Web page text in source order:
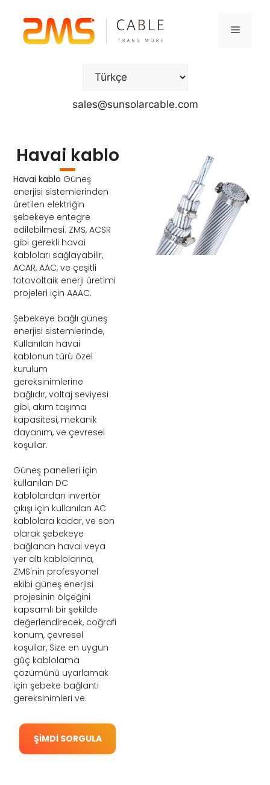
sales@sunsolarcable.com
Havai kablo
Havai kablo Güneş
enerjisi sistemlerinden
üretilen elektriğin
şebekeye entegre
edilebilmesi. ZMS, ACSR
gibi gerekli havai
kabloları sağlayabilir,
ACAR, AAC, ve çeşitli
fotovoltaik enerji üretimi
projeleri için AAAC.
Şebekeye bağlı güneş
enerjisi sistemlerinde,
Kullanılan havai
kablonun türü özel
kurulum
gereksinimlerine
bağlıdır, voltaj seviyesi
gibi, akım taşıma
kapasitesi, mekanik
dayanım, ve çevresel
koşullar.
Güneş panelleri için
kullanılan DC
kablolardan invertör
çıkışı için kullanılan AC
kablolara kadar, ve son
olarak şebekeye
bağlanan havai veya
yer altı kablolarına,
ZMS'nin profesyonel
ekibi güneş enerjisi
projesinin ölçeğini
kapsamlı bir şekilde
değerlendirecek, coğrafi
konum, çevresel
koşullar, Size en uygun
güç kablolama
çözümünü uyarlamak
için şebeke bağlantı
gereksinimleri ve.
ŞIMDI SORGULA